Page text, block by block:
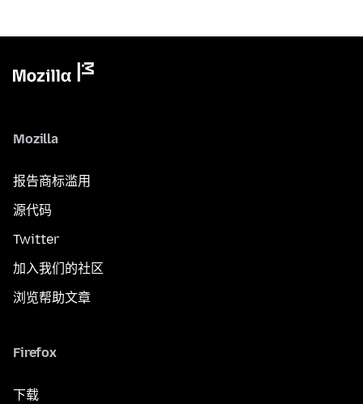
Mozilla
报告商标滥用
源代码
Twitter
加入我们的社区
浏览帮助文章
Firefox
下载